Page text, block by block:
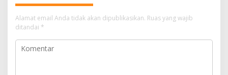
Alamat email Anda tidak akan dipublikasikan. Ruas yang wajib
ditandai *